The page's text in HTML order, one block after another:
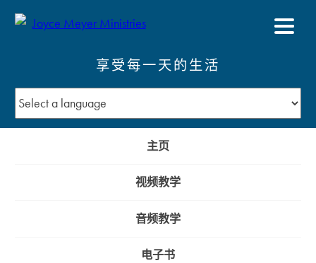
享受每一天的生活
主页
视频教学
音频教学
电子书